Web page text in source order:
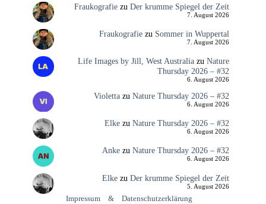
Fraukografiezu Der krumme Spiegel der Zeit
7. August 2026
Fraukografiezu Sommer in Wuppertal
7. August 2026
Life Images by Jill, West Australiazu Nature
Thursday 2026 – #32
6. August 2026
Violettazu Nature Thursday 2026 – #32
6. August 2026
Elkezu Nature Thursday 2026 – #32
6. August 2026
Ankezu Nature Thursday 2026 – #32
6. August 2026
Elkezu Der krumme Spiegel der Zeit
5. August 2026
Impressum & Datenschutzerklärung